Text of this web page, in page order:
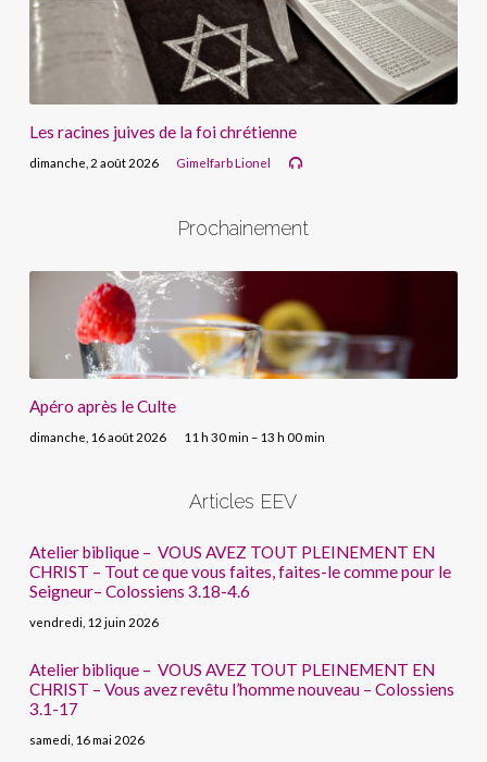
Les racines juives de la foi chrétienne
dimanche, 2 août 2026 Gimelfarb Lionel
Prochainement
Apéro après le Culte
dimanche, 16 août 2026 11 h 30 min – 13 h 00 min
Articles EEV
Atelier biblique – VOUS AVEZ TOUT PLEINEMENT EN
CHRIST – Tout ce que vous faites, faites-le comme pour le
Seigneur– Colossiens 3.18-4.6
vendredi, 12 juin 2026
Atelier biblique – VOUS AVEZ TOUT PLEINEMENT EN
CHRIST – Vous avez revêtu l’homme nouveau – Colossiens
3.1-17
samedi, 16 mai 2026